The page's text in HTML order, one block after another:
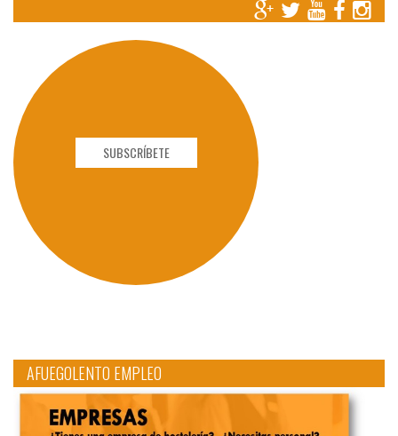
SUBSCRÍBETE
AFUEGOLENTO EMPLEO